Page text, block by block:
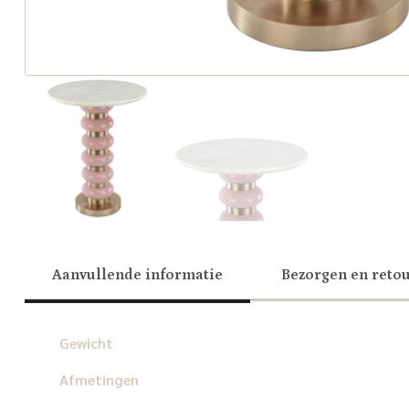
Aanvullende informatie Bezorgen en
Gewicht
Afmetingen